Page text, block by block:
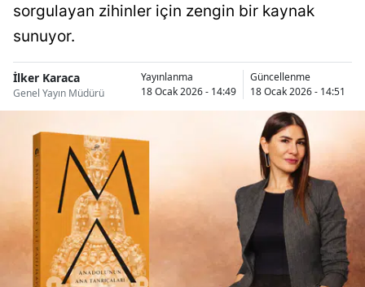
sorgulayan zihinler için zengin bir kaynak
sunuyor.
İlker Karaca
Genel Yayın Müdürü
Yayınlanma
18 Ocak 2026 - 14:49
Güncellenme
18 Ocak 2026 - 14:51